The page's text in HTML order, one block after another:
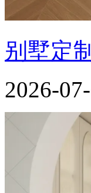
别墅定
2026-